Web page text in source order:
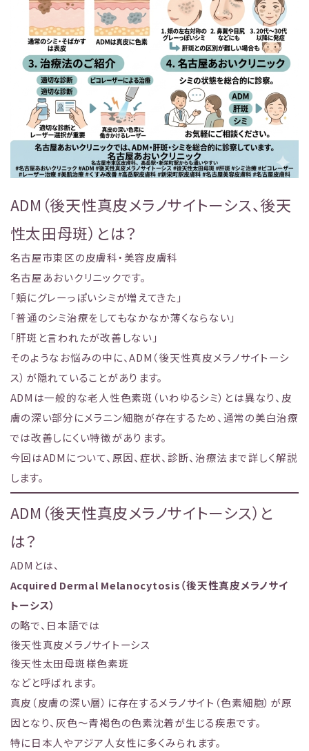
ADM（後天性真皮メラノサイトーシス、後天
性太田母斑）とは？
名古屋市東区の皮膚科・美容皮膚科
名古屋あおいクリニックです。
「頬にグレーっぽいシミが増えてきた」
「普通のシミ治療をしてもなかなか薄くならない」
「肝斑と言われたが改善しない」
そのようなお悩みの中に、ADM（後天性真皮メラノサイトーシ
ス）が隠れていることがあります。
ADMは一般的な老人性色素斑（いわゆるシミ）とは異なり、皮
膚の深い部分にメラニン細胞が存在するため、通常の美白治療
では改善しにくい特徴があります。
今回はADMについて、原因、症状、診断、治療法まで詳しく解説
します。
ADM（後天性真皮メラノサイトーシス）と
は？
ADMとは、
Acquired Dermal Melanocytosis（後天性真皮メラノサイ
トーシス）
の略で、日本語では
後天性真皮メラノサイトーシス
後天性太田母斑様色素斑
などと呼ばれます。
真皮（皮膚の深い層）に存在するメラノサイト（色素細胞）が原
因となり、灰色〜青褐色の色素沈着が生じる疾患です。
特に日本人やアジア人女性に多くみられます。